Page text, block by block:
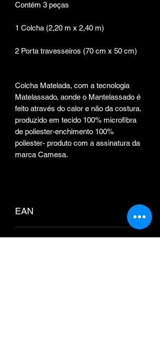
Contém 3 peças
1 Colcha (2,20 m x 2,40 m)
2 Porta travesseiros (70 cm x 50 cm)
Colcha Matelada, com a tecnologia
Matelassado, aonde o Mantelassado é
feito através do calor e não da costura.
produzido em tecido 100% microfibra
de poliester-enchimento 100%
poliester- produto com a assinatura da
marca Camesa.
EAN